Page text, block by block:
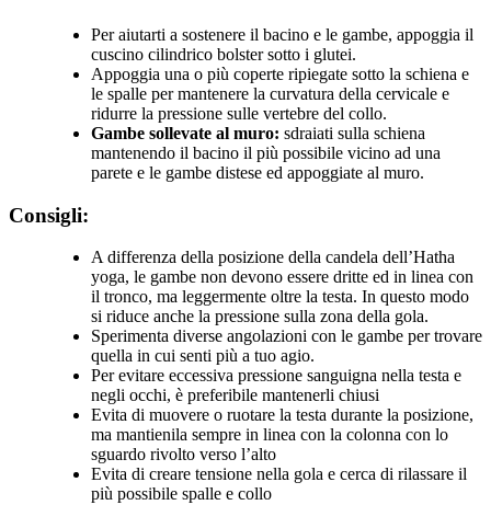
Per aiutarti a sostenere il bacino e le gambe, appoggia il
cuscino cilindrico bolster sotto i glutei.
Appoggia una o più coperte ripiegate sotto la schiena e
le spalle per mantenere la curvatura della cervicale e
ridurre la pressione sulle vertebre del collo.
Gambe sollevate al muro: sdraiati sulla schiena
mantenendo il bacino il più possibile vicino ad una
parete e le gambe distese ed appoggiate al muro.
Consigli:
A differenza della posizione della candela dell’Hatha
yoga, le gambe non devono essere dritte ed in linea con
il tronco, ma leggermente oltre la testa. In questo modo
si riduce anche la pressione sulla zona della gola.
Sperimenta diverse angolazioni con le gambe per trovare
quella in cui senti più a tuo agio.
Per evitare eccessiva pressione sanguigna nella testa e
negli occhi, è preferibile mantenerli chiusi
Evita di muovere o ruotare la testa durante la posizione,
ma mantienila sempre in linea con la colonna con lo
sguardo rivolto verso l’alto
Evita di creare tensione nella gola e cerca di rilassare il
più possibile spalle e collo